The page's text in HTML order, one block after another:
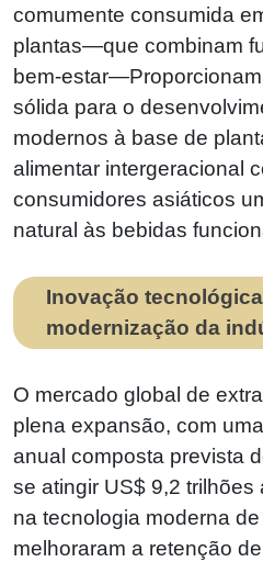
comumente consumida
plantas—que combinam
bem-
sólida para o
modernos à base de
alimentar intergeracional
consumidores asiáticos
natural às bebidas
Inovação
modernização da
O mercado global de
plena expansão, com
anual composta prevista
se atingir US$ 9,2
na tecnologia moderna
melhoraram a retenção